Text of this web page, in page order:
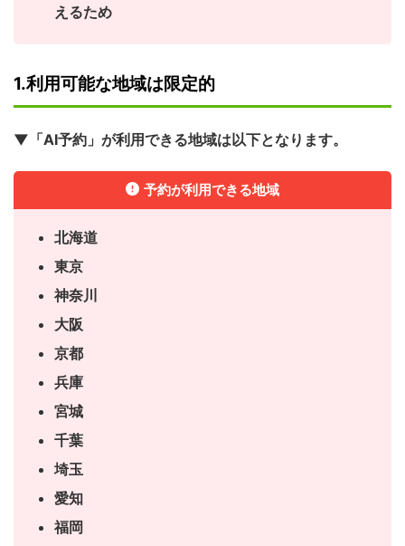
えるため
1.利用可能な地域は限定的
▼「AI予約」が利用できる地域は以下となります。
予約が利用できる地域
北海道
東京
神奈川
大阪
京都
兵庫
宮城
千葉
埼玉
愛知
福岡